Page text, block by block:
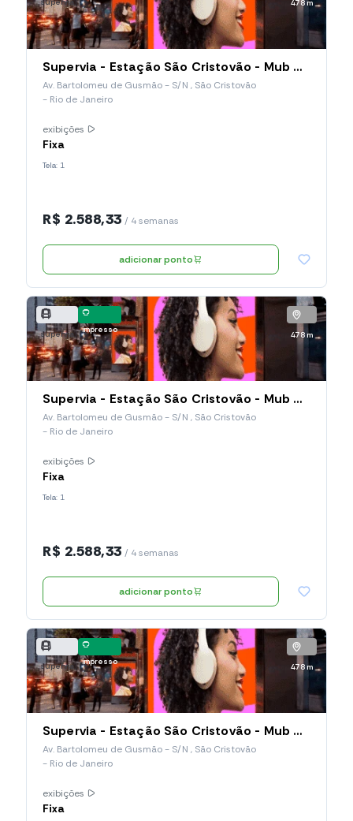
478 m
Supervia - Estação São Cristovão - Mub Horizontal (008.SCO.MH)
Av. Bartolomeu de Gusmão - S/N , São Cristovão
- Rio de Janeiro
exibições
Fixa
Tela: 1
R$ 2.588,33 / 4 semanas
adicionar ponto
supervia impresso
478 m
Supervia - Estação São Cristovão - Mub Horizontal (003.SCO.MH)
Av. Bartolomeu de Gusmão - S/N , São Cristovão
- Rio de Janeiro
exibições
Fixa
Tela: 1
R$ 2.588,33 / 4 semanas
adicionar ponto
supervia impresso
478 m
Supervia - Estação São Cristovão - Mub Horizontal (002.SCO.MH)
Av. Bartolomeu de Gusmão - S/N , São Cristovão
- Rio de Janeiro
exibições
Fixa